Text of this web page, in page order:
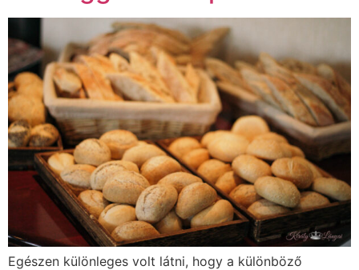
Egészen különleges volt látni, hogy a különböző